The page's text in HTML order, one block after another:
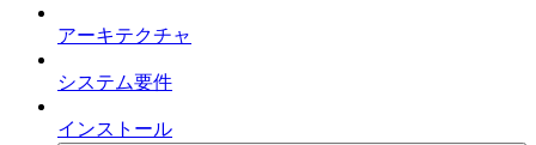
アーキテクチャ
システム要件
インストール